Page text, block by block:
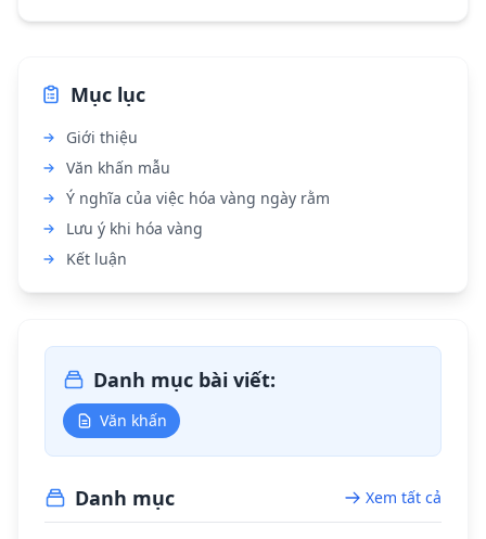
Mục lục
Giới thiệu
Văn khấn mẫu
Ý nghĩa của việc hóa vàng ngày rằm
Lưu ý khi hóa vàng
Kết luận
Danh mục bài viết:
Văn khấn
Danh mục Xem tất cả